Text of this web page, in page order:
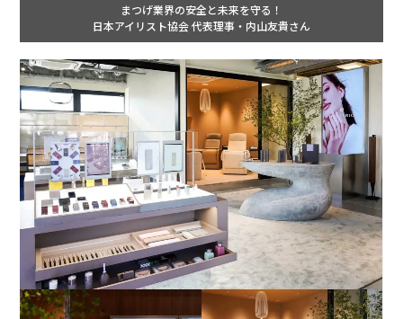
まつげ業界の安全と未来を守る！
日本アイリスト協会 代表理事・内山友貴さん